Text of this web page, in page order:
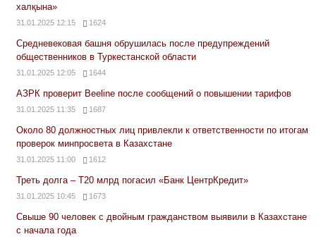
халқына»
31.01.2025 12:15 1624
Средневековая башня обрушилась после предупреждений
общественников в Туркестанской области
31.01.2025 12:05 1644
АЗРК проверит Beeline после сообщений о повышении тарифов
31.01.2025 11:35 1687
Около 80 должностных лиц привлекли к ответственности по итогам
проверок минпросвета в Казахстане
31.01.2025 11:00 1612
Треть долга – Т20 млрд погасил «Банк ЦентрКредит»
31.01.2025 10:45 1673
Свыше 90 человек с двойным гражданством выявили в Казахстане
с начала года